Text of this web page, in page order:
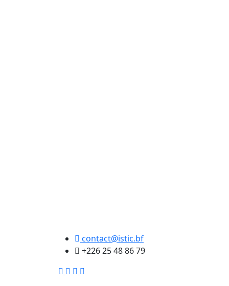
contact@istic.bf
+226 25 48 86 79